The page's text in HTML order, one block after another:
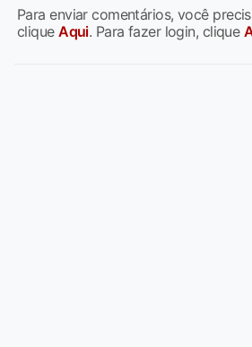
Para enviar comentários, você
cliqueAqui. Para fazer login, clique